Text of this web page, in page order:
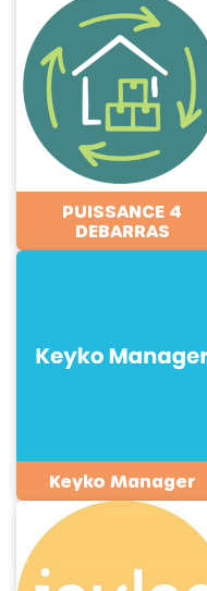
PUISSANCE 4
DEBARRAS
Keyko Manager